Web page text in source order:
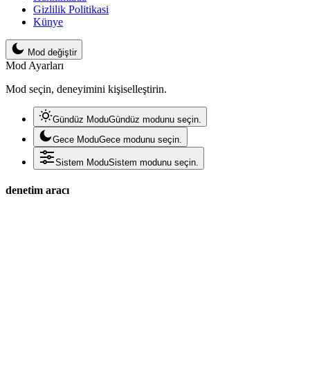
Gizlilik Politikasi
Künye
Mod değiştir
Mod Ayarları
Mod seçin, deneyimini kişiselleştirin.
Gündüz ModuGündüz modunu seçin.
Gece ModuGece modunu seçin.
Sistem ModuSistem modunu seçin.
denetim aracı